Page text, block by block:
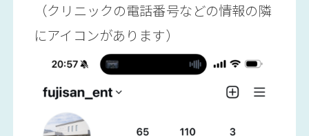
（クリニックの電話番号などの情報の隣
にアイコンがあります）